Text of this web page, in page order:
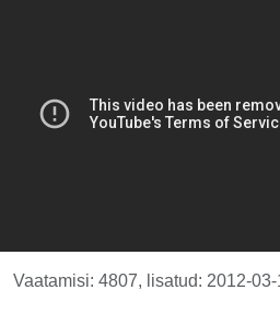
Vaatamisi: 4807, lisatud: 2012-